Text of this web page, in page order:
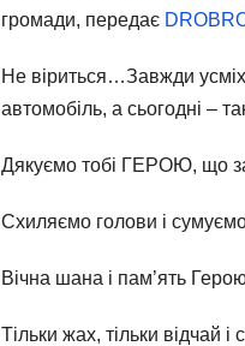
громади, передає
Не віриться…Завжди
автомобіль, а сьогодні –
Дякуємо тобі ГЕРОЮ, що
Схиляємо голови і
Вічна шана і пам’ять
Тільки жах, тільки відчай і